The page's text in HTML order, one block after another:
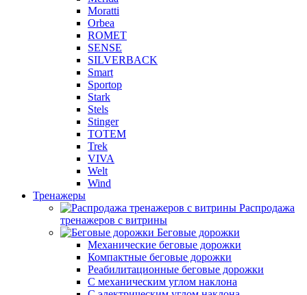
Moratti
Orbea
ROMET
SENSE
SILVERBACK
Smart
Sportop
Stark
Stels
Stinger
TOTEM
Trek
VIVA
Welt
Wind
Тренажеры
Распродажа
тренажеров с витрины
Беговые дорожки
Механические беговые дорожки
Компактные беговые дорожки
Реабилитационные беговые дорожки
С механическим углом наклона